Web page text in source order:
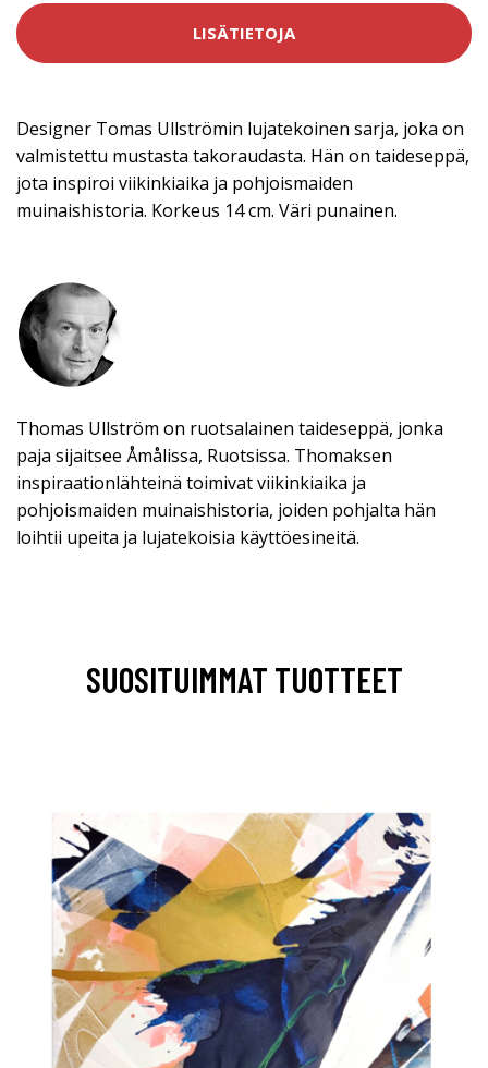
LISÄTIETOJA
Designer Tomas Ullströmin lujatekoinen sarja, joka on
valmistettu mustasta takoraudasta. Hän on taideseppä,
jota inspiroi viikinkiaika ja pohjoismaiden
muinaishistoria. Korkeus 14 cm. Väri punainen.
Thomas Ullström on ruotsalainen taideseppä, jonka
paja sijaitsee Åmålissa, Ruotsissa. Thomaksen
inspiraationlähteinä toimivat viikinkiaika ja
pohjoismaiden muinaishistoria, joiden pohjalta hän
loihtii upeita ja lujatekoisia käyttöesineitä.
SUOSITUIMMAT TUOTTEET